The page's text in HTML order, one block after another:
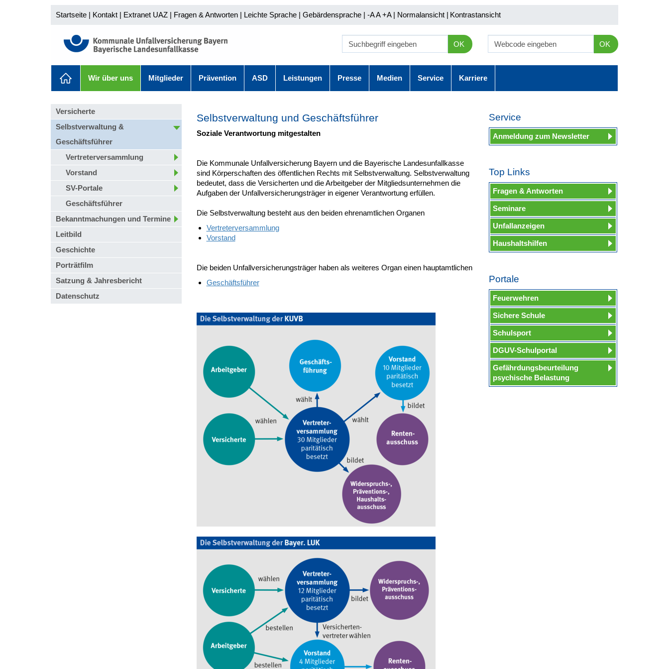
Startseite | Kontakt | Extranet UAZ | Fragen & Antworten | Leichte Sprache | Gebärdensprache | -A A+A | Normalansicht | Kontrastansicht
OK OK
Wir über uns Mitglieder Prävention ASD Leistungen Presse Medien Service Karriere
Versicherte
Selbstverwaltung &
Geschäftsführer
Vertreterversammlung
Vorstand
SV-Portale
Geschäftsführer
Bekanntmachungen und Termine
Leitbild
Geschichte
Porträtfilm
Satzung & Jahresbericht
Datenschutz
Selbstverwaltung und Geschäftsführer
Soziale Verantwortung mitgestalten
Die Kommunale Unfallversicherung Bayern und die Bayerische Landesunfallkasse
sind Körperschaften des öffentlichen Rechts mit Selbstverwaltung. Selbstverwaltung
bedeutet, dass die Versicherten und die Arbeitgeber der Mitgliedsunternehmen die
Aufgaben der Unfallversicherungsträger in eigener Verantwortung erfüllen.
Die Selbstverwaltung besteht aus den beiden ehrenamtlichen Organen
Vertreterversammlung
Vorstand
Die beiden Unfallversicherungsträger haben als weiteres Organ einen hauptamtlichen
Geschäftsführer
Service
Anmeldung zum Newsletter
Top Links
Fragen & Antworten
Seminare
Unfallanzeigen
Haushaltshilfen
Portale
Feuerwehren
Sichere Schule
Schulsport
DGUV-Schulportal
Gefährdungsbeurteilung
psychische Belastung